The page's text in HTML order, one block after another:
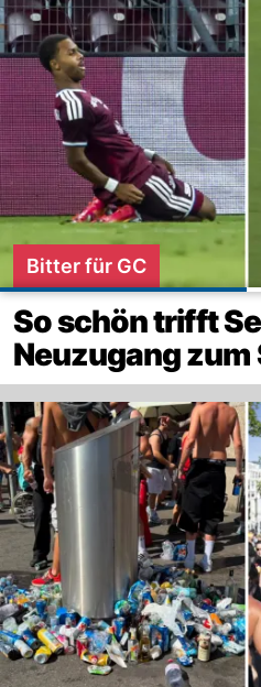
Bitter für GC
So schön trifft
Neuzugang zum